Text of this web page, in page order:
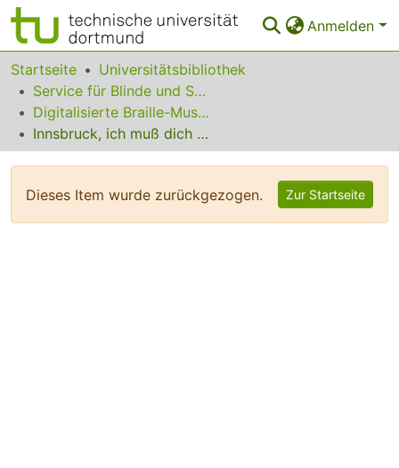
Anmelden
Bereiche & Sammlungen
Das gesamte Repositorium
Statistiken
Startseite
Universitätsbibliothek
Service für Blinde und Sehbehinderte
Digitalisierte Braille-Musik-Matrizen des VzfB
Innsbruck, ich muß dich lassen
Dieses Item wurde zurückgezogen. Zur Startseite